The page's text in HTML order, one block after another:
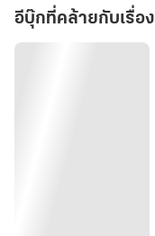
เลขาตัวแม่ : ถ้าเรารวยไม่
กว่าไม่มีผู้ชายอีกนะ
อีบุ๊กที่คล้ายกับเรื่อ